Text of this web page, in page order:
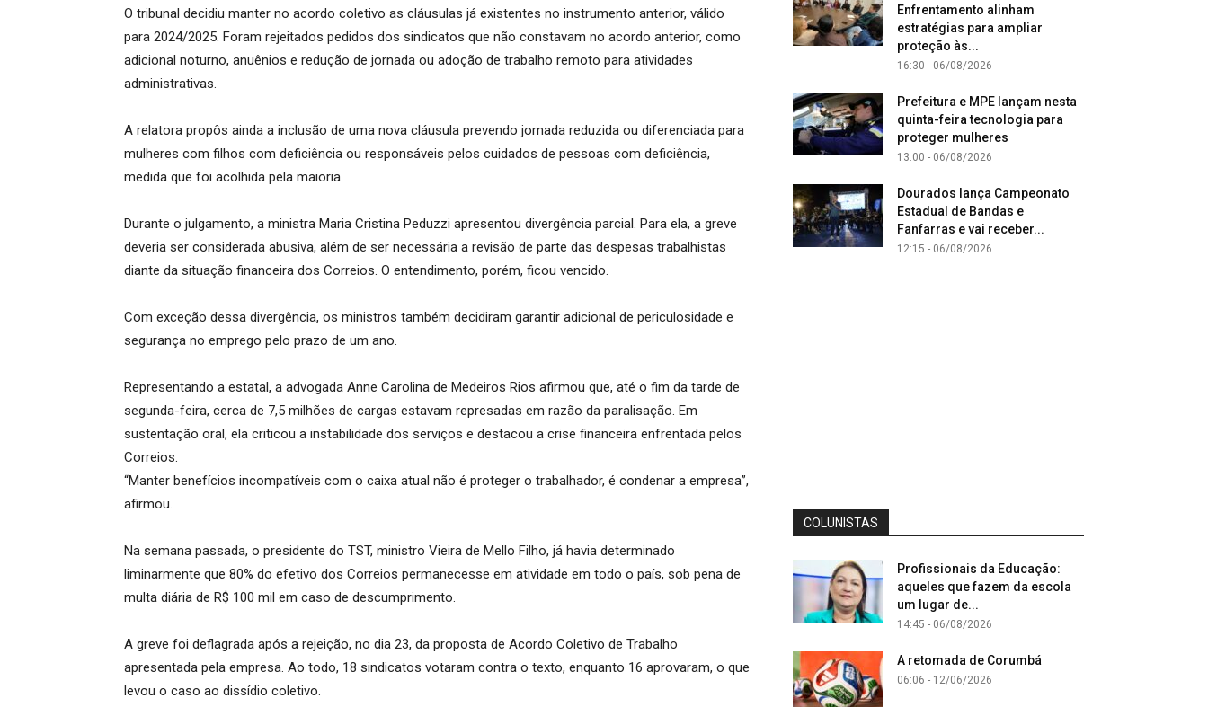
O tribunal decidiu manter no acordo coletivo as cláusulas já existentes no instrumento anterior, válido
para 2024/2025. Foram rejeitados pedidos dos sindicatos que não constavam no acordo anterior, como
adicional noturno, anuênios e redução de jornada ou adoção de trabalho remoto para atividades
administrativas.
A relatora propôs ainda a inclusão de uma nova cláusula prevendo jornada reduzida ou diferenciada para
mulheres com filhos com deficiência ou responsáveis pelos cuidados de pessoas com deficiência,
medida que foi acolhida pela maioria.
Durante o julgamento, a ministra Maria Cristina Peduzzi apresentou divergência parcial. Para ela, a greve
deveria ser considerada abusiva, além de ser necessária a revisão de parte das despesas trabalhistas
diante da situação financeira dos Correios. O entendimento, porém, ficou vencido.
Com exceção dessa divergência, os ministros também decidiram garantir adicional de periculosidade e
segurança no emprego pelo prazo de um ano.
Representando a estatal, a advogada Anne Carolina de Medeiros Rios afirmou que, até o fim da tarde de
segunda-feira, cerca de 7,5 milhões de cargas estavam represadas em razão da paralisação. Em
sustentação oral, ela criticou a instabilidade dos serviços e destacou a crise financeira enfrentada pelos
Correios.
“Manter benefícios incompatíveis com o caixa atual não é proteger o trabalhador, é condenar a empresa”,
afirmou.
Na semana passada, o presidente do TST, ministro Vieira de Mello Filho, já havia determinado
liminarmente que 80% do efetivo dos Correios permanecesse em atividade em todo o país, sob pena de
multa diária de R$ 100 mil em caso de descumprimento.
A greve foi deflagrada após a rejeição, no dia 23, da proposta de Acordo Coletivo de Trabalho
apresentada pela empresa. Ao todo, 18 sindicatos votaram contra o texto, enquanto 16 aprovaram, o que
levou o caso ao dissídio coletivo.
Enfrentamento alinham
estratégias para ampliar
proteção às...
16:30 - 06/08/2026
Prefeitura e MPE lançam nesta
quinta-feira tecnologia para
proteger mulheres
13:00 - 06/08/2026
Dourados lança Campeonato
Estadual de Bandas e
Fanfarras e vai receber...
12:15 - 06/08/2026
COLUNISTAS
Profissionais da Educação:
aqueles que fazem da escola
um lugar de...
14:45 - 06/08/2026
A retomada de Corumbá
06:06 - 12/06/2026